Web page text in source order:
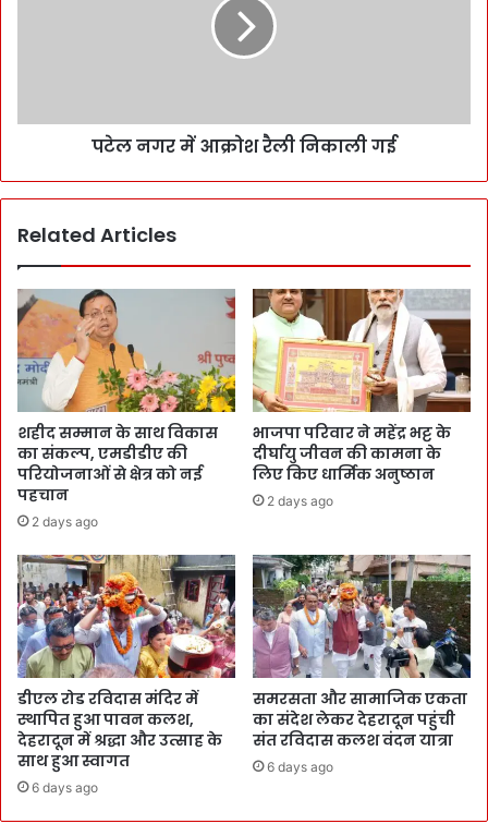
पटेल नगर में आक्रोश रैली निकाली गई
Related Articles
शहीद सम्मान के साथ विकास
का संकल्प, एमडीडीए की
परियोजनाओं से क्षेत्र को नई
पहचान
2 days ago
भाजपा परिवार ने महेंद्र भट्ट के
दीर्घायु जीवन की कामना के
लिए किए धार्मिक अनुष्ठान
2 days ago
डीएल रोड रविदास मंदिर में
स्थापित हुआ पावन कलश,
देहरादून में श्रद्धा और उत्साह के
साथ हुआ स्वागत
6 days ago
समरसता और सामाजिक एकता
का संदेश लेकर देहरादून पहुंची
संत रविदास कलश वंदन यात्रा
6 days ago